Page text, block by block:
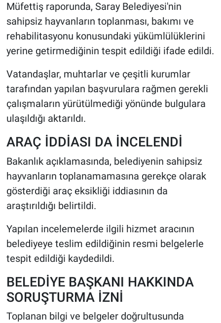
Müfettiş raporunda, Saray Belediyesi'nin
sahipsiz hayvanların toplanması, bakımı ve
rehabilitasyonu konusundaki yükümlülüklerini
yerine getirmediğinin tespit edildiği ifade edildi.
Vatandaşlar, muhtarlar ve çeşitli kurumlar
tarafından yapılan başvurulara rağmen gerekli
çalışmaların yürütülmediği yönünde bulgulara
ulaşıldığı aktarıldı.
ARAÇ İDDİASI DA İNCELENDİ
Bakanlık açıklamasında, belediyenin sahipsiz
hayvanların toplanamamasına gerekçe olarak
gösterdiği araç eksikliği iddiasının da
araştırıldığı belirtildi.
Yapılan incelemelerde ilgili hizmet aracının
belediyeye teslim edildiğinin resmi belgelerle
tespit edildiği kaydedildi.
BELEDİYE BAŞKANI HAKKINDA
SORUŞTURMA İZNİ
Toplanan bilgi ve belgeler doğrultusunda